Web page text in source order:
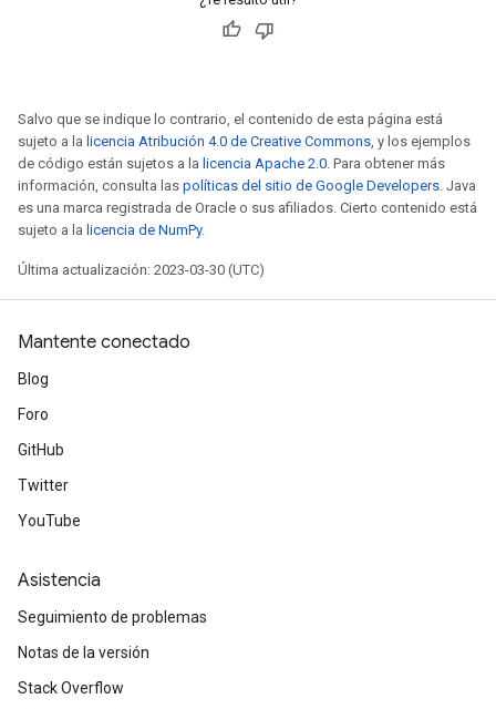
Salvo que se indique lo contrario, el contenido de esta página está
sujeto a la licencia Atribución 4.0 de Creative Commons, y los ejemplos
de código están sujetos a la licencia Apache 2.0. Para obtener más
información, consulta las políticas del sitio de Google Developers. Java
es una marca registrada de Oracle o sus afiliados. Cierto contenido está
sujeto a la licencia de NumPy.
Última actualización: 2023-03-30 (UTC)
Mantente conectado
Blog
Foro
GitHub
Twitter
YouTube
Asistencia
Seguimiento de problemas
Notas de la versión
Stack Overflow